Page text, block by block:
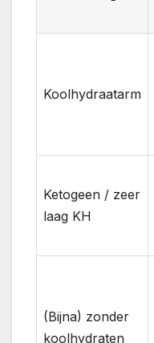
Koolhydraatarm
Ketogeen / zeer
laag KH
(Bijna) zonder
koolhydraten